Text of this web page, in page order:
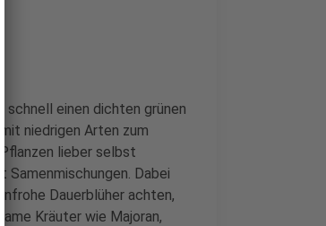
einen dichten grünen
niedrigen Arten zum
lieber selbst
Dabei
Dauerblüher achten,
Kräuter wie Majoran,